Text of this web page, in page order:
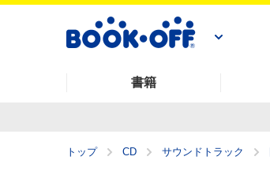
書籍
トップ CD サウンドトラック